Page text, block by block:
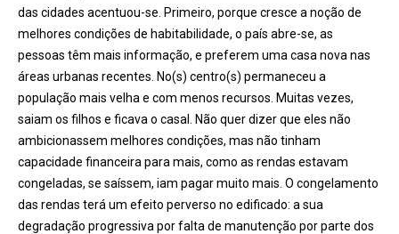
das cidades acentuou-se. Primeiro, porque cresce a noção de
melhores condições de habitabilidade, o país abre-se, as
pessoas têm mais informação, e preferem uma casa nova nas
áreas urbanas recentes. No(s) centro(s) permaneceu a
população mais velha e com menos recursos. Muitas vezes,
saiam os filhos e ficava o casal. Não quer dizer que eles não
ambicionassem melhores condições, mas não tinham
capacidade financeira para mais, como as rendas estavam
congeladas, se saíssem, iam pagar muito mais. O congelamento
das rendas terá um efeito perverso no edificado: a sua
degradação progressiva por falta de manutenção por parte dos